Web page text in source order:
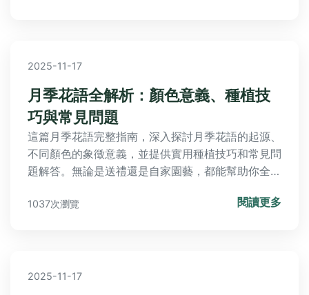
2025-11-17
月季花語全解析：顏色意義、種植技
巧與常見問題
這篇月季花語完整指南，深入探討月季花語的起源、
不同顏色的象徵意義，並提供實用種植技巧和常見問
題解答。無論是送禮還是自家園藝，都能幫助你全面
區別、病虫害防治，以及實用問答，讓你輕鬆成為月
1037次瀏覽 閱讀更多
2025-11-17